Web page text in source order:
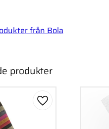
från Bola
produkter
Lägg till i favoriter